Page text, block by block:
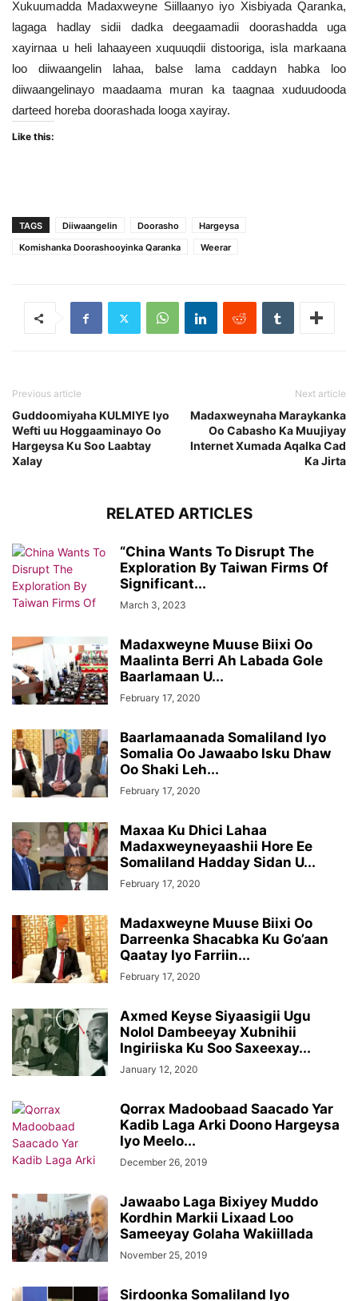
Xukuumadda Madaxweyne Siillaanyo iyo Xisbiyada Qaranka,
lagaga hadlay sidii dadka deegaamadii doorashadda uga
xayirnaa u heli lahaayeen xuquuqdii distooriga, isla markaana
loo diiwaangelin lahaa, balse lama caddayn habka loo
diiwaangelinayo maadaama muran ka taagnaa xuduudooda
darteed horeba doorashada looga xayiray.
Like this:
TAGS Diiwaangelin Doorasho
Hargeysa
Komishanka Doorashooyinka Qaranka
Weerar
Previous article
Guddoomiyaha KULMIYE Iyo
Wefti uu Hoggaaminayo Oo
Hargeysa Ku Soo Laabtay
Xalay
Next article
Madaxweynaha Maraykanka
Oo Cabasho Ka Muujiyay
Internet Xumada Aqalka Cad
Ka Jirta
RELATED ARTICLES
“China Wants To Disrupt The
Exploration By Taiwan Firms Of
Significant...
March 3, 2023
Madaxweyne Muuse Biixi Oo
Maalinta Berri Ah Labada Gole
Baarlamaan U...
February 17, 2020
Baarlamaanada Somaliland Iyo
Somalia Oo Jawaabo Isku Dhaw
Oo Shaki Leh...
February 17, 2020
Maxaa Ku Dhici Lahaa
Madaxweyneyaashii Hore Ee
Somaliland Hadday Sidan U...
February 17, 2020
Madaxweyne Muuse Biixi Oo
Darreenka Shacabka Ku Go’aan
Qaatay Iyo Farriin...
February 17, 2020
Axmed Keyse Siyaasigii Ugu
Nolol Dambeeyay Xubnihii
Ingiriiska Ku Soo Saxeexay...
January 12, 2020
Qorrax Madoobaad Saacado Yar
Kadib Laga Arki Doono Hargeysa
Iyo Meelo...
December 26, 2019
Jawaabo Laga Bixiyey Muddo
Kordhin Markii Lixaad Loo
Sameeyay Golaha Wakiillada
November 25, 2019
Sirdoonka Somaliland Iyo